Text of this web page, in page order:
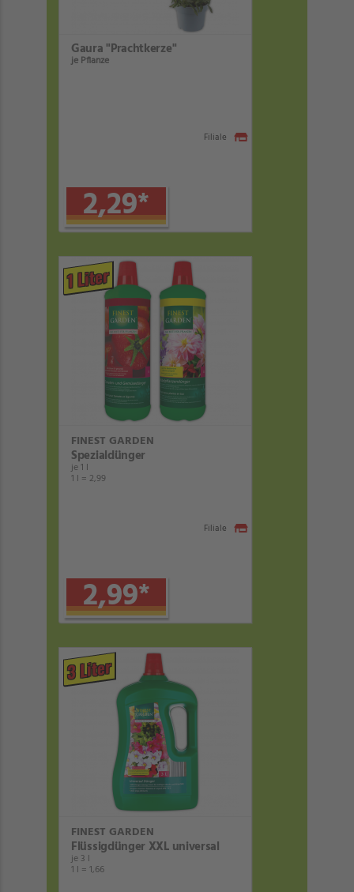
Gaura "Prachtkerze"
je Pflanze
2,29*
Filiale
1 Liter
FINEST GARDEN
Spezialdünger
je 1 l
1 l = 2,99
2,99*
Filiale
3 Liter
FINEST GARDEN
Flüssigdünger XXL universal
je 3 l
1 l = 1,66